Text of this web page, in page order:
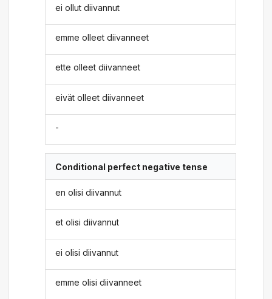
ei ollut diivannut
emme olleet diivanneet
ette olleet diivanneet
eivät olleet diivanneet
-
Conditional perfect negative tense
en olisi diivannut
et olisi diivannut
ei olisi diivannut
emme olisi diivanneet